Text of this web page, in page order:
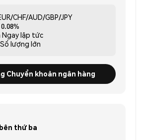
CHF/AUD/GBP/JPY
0.08%
Ngay lập tức
Số lượng lớn
Chuyển khoản ngân hàng
thứ ba